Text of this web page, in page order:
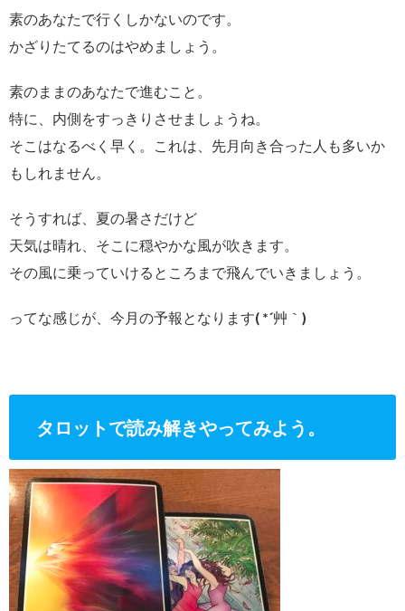
素のあなたで行くしかないのです。
かざりたてるのはやめましょう。
素のままのあなたで進むこと。
特に、内側をすっきりさせましょうね。
そこはなるべく早く。これは、先月向き合った人も多いか
もしれません。
そうすれば、夏の暑さだけど
天気は晴れ、そこに穏やかな風が吹きます。
その風に乗っていけるところまで飛んでいきましょう。
ってな感じが、今月の予報となります( *´艸｀)
タロットで読み解きやってみよう。